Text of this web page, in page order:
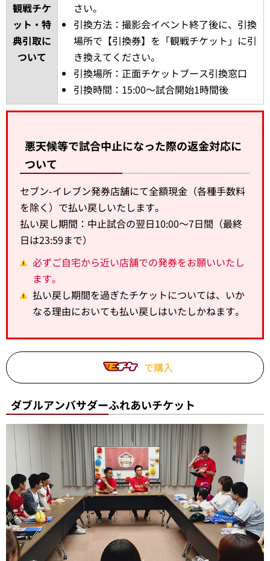
観戦チケ
ット・特
典引取に
ついて
さい。
引換方法：撮影会イベント終了後に、引換
場所で【引換券】を「観戦チケット」に引
き換えてください。
引換場所：正面チケットブース引換窓口
引換時間：15:00～試合開始1時間後
悪天候等で試合中止になった際の返金対応に
ついて
セブン-イレブン発券店舗にて全額現金（各種手数料
を除く）で払い戻しいたします。
払い戻し期間：中止試合の翌日10:00～7日間（最終
日は23:59まで）
必ずご自宅から近い店舗での発券をお願いいたし
ます。
払い戻し期間を過ぎたチケットについては、いか
なる理由においても払い戻しはいたしかねます。
で購入
ダブルアンバサダーふれあいチケット